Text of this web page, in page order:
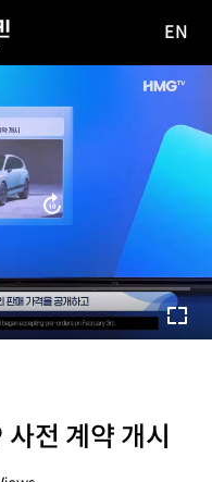
사이
EN
전 계약 개시